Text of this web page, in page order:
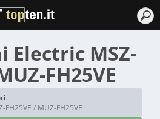
Electric MSZ-
FH25VE
/ MUZ-FH25VE